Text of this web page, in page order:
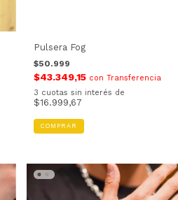
Pulsera Fog
$50.999
$43.349,15 con Transferencia
3 cuotas sin interés de
$16.999,67